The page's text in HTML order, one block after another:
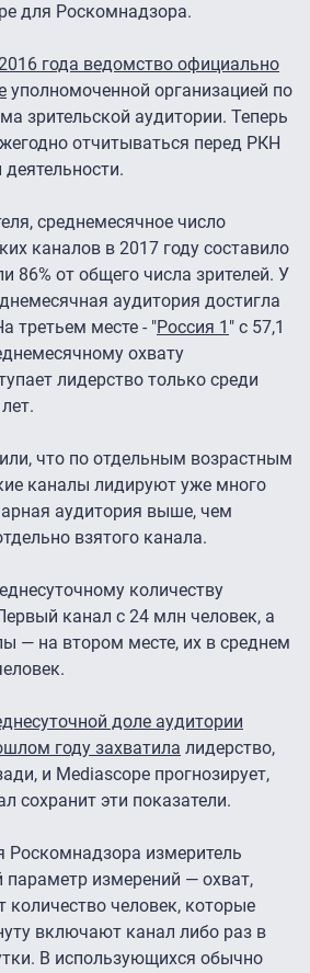
для Роскомнадзора.
года ведомство официально
уполномоченной организацией по
зрительской аудитории. Теперь
отчитываться перед РКН
деятельности.
среднемесячное число
каналов в 2017 году составило
86% от общего числа зрителей. У
аудитория достигла
третьем месте - "Россия 1 " с 57,1
охвату
лидерство только среди
что по отдельным возрастным
каналы лидируют уже много
аудитория выше, чем
взятого канала.
количеству
канал с 24 млн человек, а
— на втором месте, их в среднем
доле аудитории
году захватила лидерство,
и Mediascope прогнозирует,
сохранит эти показатели.
Роскомнадзора измеритель
параметр измерений — охват,
количество человек, которые
включают канал либо раз в
В использующихся обычно